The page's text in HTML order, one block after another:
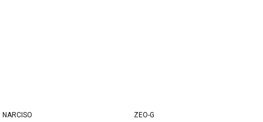
NARCISO ZEO-G